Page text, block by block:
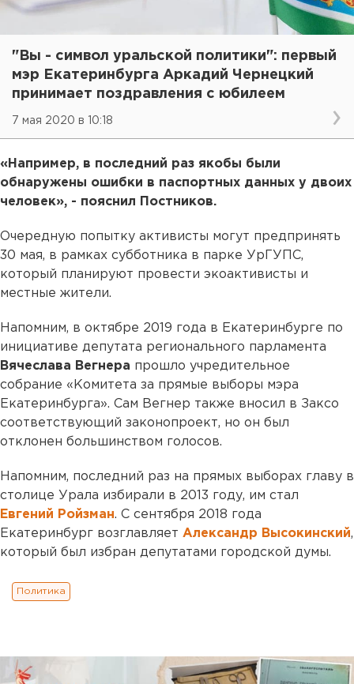
"Вы - символ уральской политики": первый
мэр Екатеринбурга Аркадий Чернецкий
принимает поздравления с юбилеем
7 мая 2020 в 10:18
«Например, в последний раз якобы были
обнаружены ошибки в паспортных данных у двоих
человек», - пояснил Постников.
Очередную попытку активисты могут предпринять
30 мая, в рамках субботника в парке УрГУПС,
который планируют провести экоактивисты и
местные жители.
Напомним, в октябре 2019 года в Екатеринбурге по
инициативе депутата регионального парламента
Вячеслава Вегнера прошло учредительное
собрание «Комитета за прямые выборы мэра
Екатеринбурга». Сам Вегнер также вносил в Заксо
соответствующий законопроект, но он был
отклонен большинством голосов.
Напомним, последний раз на прямых выборах главу в
столице Урала избирали в 2013 году, им стал
Евгений Ройзман. С сентября 2018 года
Екатеринбург возглавляет Александр Высокинский,
который был избран депутатами городской думы.
Политика